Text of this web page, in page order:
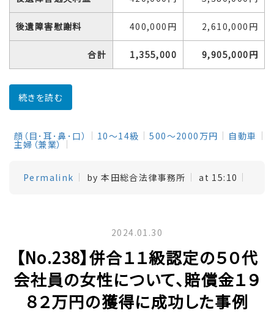
後遺障害慰謝料 400,000円 2,610,000円
合計 1,355,000 9,905,000円
続きを読む
顔（目･耳･鼻･口） 10～14級 500～2000万円 自動車
主婦（兼業）
Permalink by 本田総合法律事務所 at 15:10
2024.01.30
【No.238】併合１１級認定の５０代
会社員の女性について、賠償金１９
８２万円の獲得に成功した事例